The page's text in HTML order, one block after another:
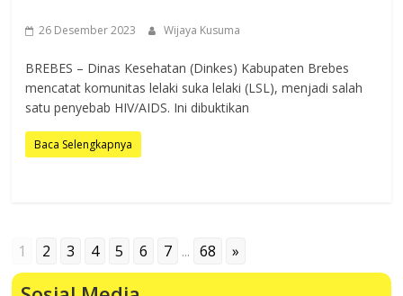
26 Desember 2023 Wijaya Kusuma
BREBES – Dinas Kesehatan (Dinkes) Kabupaten Brebes
mencatat komunitas lelaki suka lelaki (LSL), menjadi salah
satu penyebab HIV/AIDS. Ini dibuktikan
Baca Selengkapnya
1 2 3 4 5 6 7 ... 68 »